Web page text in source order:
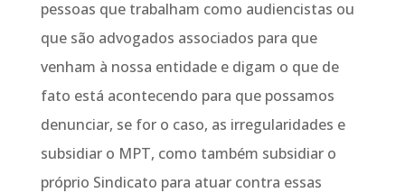
pessoas que trabalham como audiencistas ou
que são advogados associados para que
venham à nossa entidade e digam o que de
fato está acontecendo para que possamos
denunciar, se for o caso, as irregularidades e
subsidiar o MPT, como também subsidiar o
próprio Sindicato para atuar contra essas